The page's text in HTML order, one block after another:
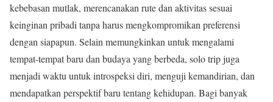
kebebasan mutlak, merencanakan rute dan aktivitas sesuai
keinginan pribadi tanpa harus mengkompromikan preferensi
dengan siapapun. Selain memungkinkan untuk mengalami
tempat-tempat baru dan budaya yang berbeda, solo trip juga
menjadi waktu untuk introspeksi diri, menguji kemandirian, dan
mendapatkan perspektif baru tentang kehidupan. Bagi banyak